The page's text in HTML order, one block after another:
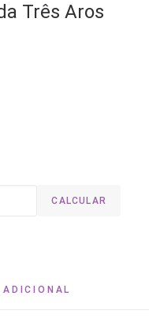
Três Aros
CALCULAR
ADICIONAL